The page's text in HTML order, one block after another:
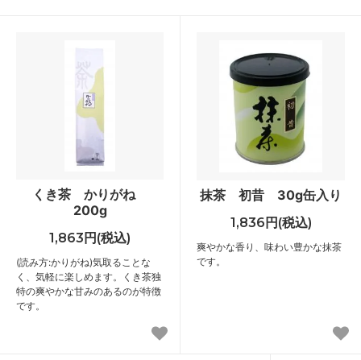
くき茶 かりがね
200g
1,863円(税込)
(読み方:かりがね)気取ることな
く、気軽に楽しめます。くき茶独
特の爽やかな甘みのあるのが特徴
です。
抹茶 初昔 30g缶入り
1,836円(税込)
爽やかな香り、味わい豊かな抹茶
です。